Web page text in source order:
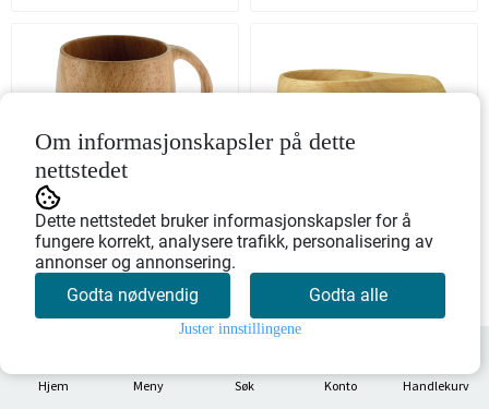
Hjem Meny Søk Konto Handlekurv
Ølkopp av tre, Øl
Art.nr: 101930
Kjøp
Turkopp stor med
lærreim, ut på tur aldri
sur
Art.nr: 101899
Kjøp
Om informasjonskapsler på dette
nettstedet
Dette nettstedet bruker informasjonskapsler for å
fungere korrekt, analysere trafikk, personalisering av
annonser og annonsering.
Godta nødvendig
Godta alle
Juster innstillingene